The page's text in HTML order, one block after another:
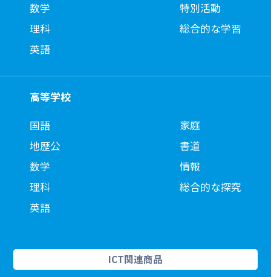
数学
理科
英語
特別活動
総合的な学習
高等学校
国語
地歴公
数学
理科
英語
家庭
書道
情報
総合的な探究
ICT関連商品